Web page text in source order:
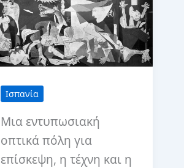
Ισπανία
Μια εντυπωσιακή
οπτικά πόλη για
επίσκεψη, η τέχνη και η